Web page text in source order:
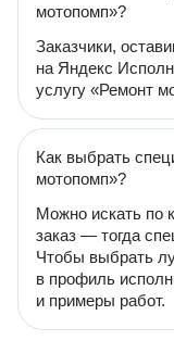
мотопомп»?
Заказчики,
на Яндекс
услугу «Ремонт
Как выбрать
мотопомп»?
Можно искать по
заказ — тогда
Чтобы выбрать
в профиль
и примеры работ.